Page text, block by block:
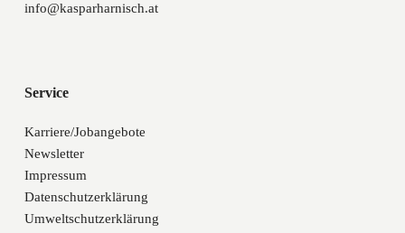
info@kasparharnisch.at
Service
Karriere/Jobangebote
Newsletter
Impressum
Datenschutzerklärung
Umweltschutzerklärung